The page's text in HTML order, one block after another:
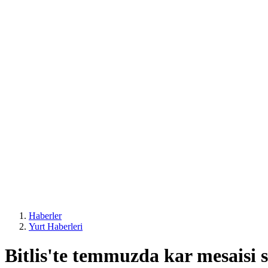
Haberler
Yurt Haberleri
Bitlis'te temmuzda kar mesaisi